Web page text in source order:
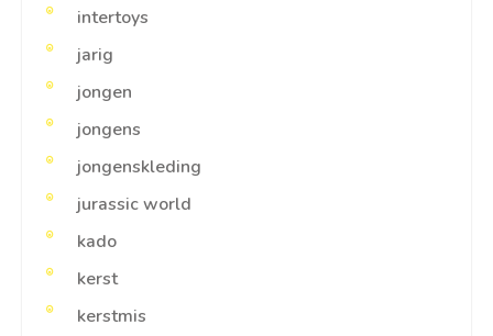
intertoys
jarig
jongen
jongens
jongenskleding
jurassic world
kado
kerst
kerstmis